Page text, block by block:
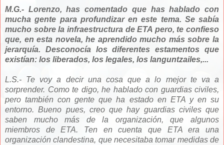
M.G.- Lorenzo, has comentado que has hablado con
mucha gente para profundizar en este tema. Se sabía
mucho sobre la infraestructura de ETA pero, te confieso
que, en esta novela, he aprendido mucho más sobre la
jerarquía. Desconocía los diferentes estamentos que
existían: los liberados, los legales, los languntzailes,...
L.S.- Te voy a decir una cosa que a lo mejor te va a
sorprender. Como te digo, he hablado con guardias civiles,
pero también con gente que ha estado en ETA y en su
entorno. Bueno pues, creo que hay guardias civiles que
saben mucho más de la organización, que algunos
miembros de ETA. Ten en cuenta que ETA era una
organización clandestina, que necesitaba tomar medidas de